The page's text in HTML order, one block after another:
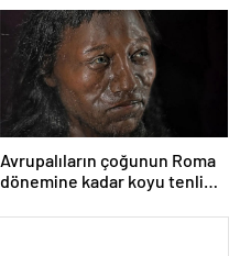
Avrupalıların çoğunun Roma
dönemine kadar koyu tenli